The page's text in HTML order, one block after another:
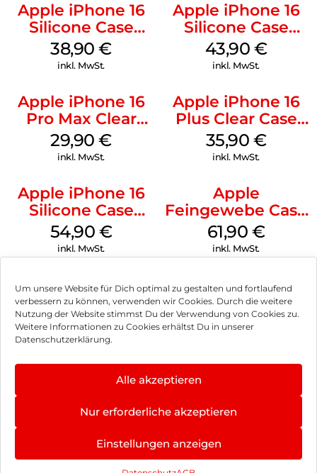
Um unsere Website für Dich optimal zu gestalten und fortlaufend
verbessern zu können, verwenden wir Cookies. Durch die weitere
Nutzung der Website stimmst Du der Verwendung von Cookies zu.
Weitere Informationen zu Cookies erhältst Du in unserer
Datenschutzerklärung.
Alle akzeptieren
Nur erforderliche akzeptieren
Einstellungen anzeigen
Apple iPhone 16
Silicone Case
MagSafe
Ultramarine
38,90€
inkl. MwSt.
Apple iPhone 16
Silicone Case
MagSafe Plum
43,90 €
inkl. MwSt.
Apple iPhone 16
Pro Max Clear
Case MagSafe
Transparent
29,90€
inkl. MwSt.
Apple iPhone 16
Plus Clear Case
MagSafe
Transparent
35,90 €
inkl. MwSt.
Apple iPhone 16
Silicone Case
MagSafe Lake
Green
54,90 €
inkl. MwSt.
Apple
Feingewebe Case
iPhone 15 Pro
MagSafe Schwarz
61,90 €
inkl. MwSt.
Impressum
Hinweis zur Batterieentsorgung
Newsletter